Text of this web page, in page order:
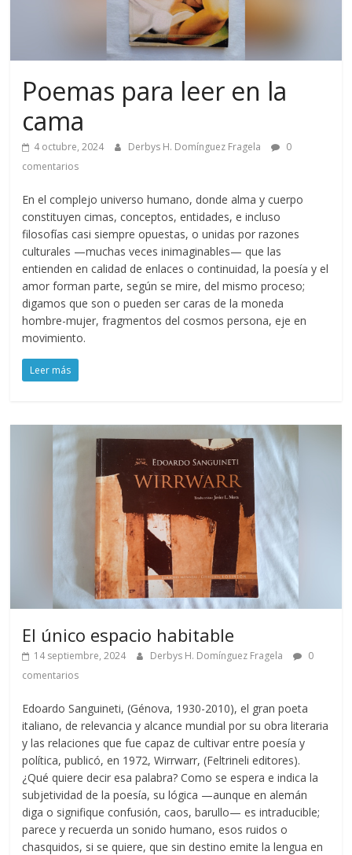
Poemas para leer en la
cama
4 octubre, 2024 Derbys H. Domínguez Fragela
0
comentarios
En el complejo universo humano, donde alma y cuerpo
constituyen cimas, conceptos, entidades, e incluso
filosofías casi siempre opuestas, o unidas por razones
culturales —muchas veces inimaginables— que las
entienden en calidad de enlaces o continuidad, la poesía y el
amor forman parte, según se mire, del mismo proceso;
digamos que son o pueden ser caras de la moneda
hombre-mujer, fragmentos del cosmos persona, eje en
movimiento.
Leer más
El único espacio habitable
14 septiembre, 2024 Derbys H. Domínguez Fragela
0
comentarios
Edoardo Sanguineti, (Génova, 1930-2010), el gran poeta
italiano, de relevancia y alcance mundial por su obra literaria
y las relaciones que fue capaz de cultivar entre poesía y
política, publicó, en 1972, Wirrwarr, (Feltrineli editores).
¿Qué quiere decir esa palabra? Como se espera e indica la
subjetividad de la poesía, su lógica —aunque en alemán
diga o signifique confusión, caos, barullo— es intraducible;
parece y recuerda un sonido humano, esos ruidos o
chasquidos, si se quiere, que sin destino emite la lengua en